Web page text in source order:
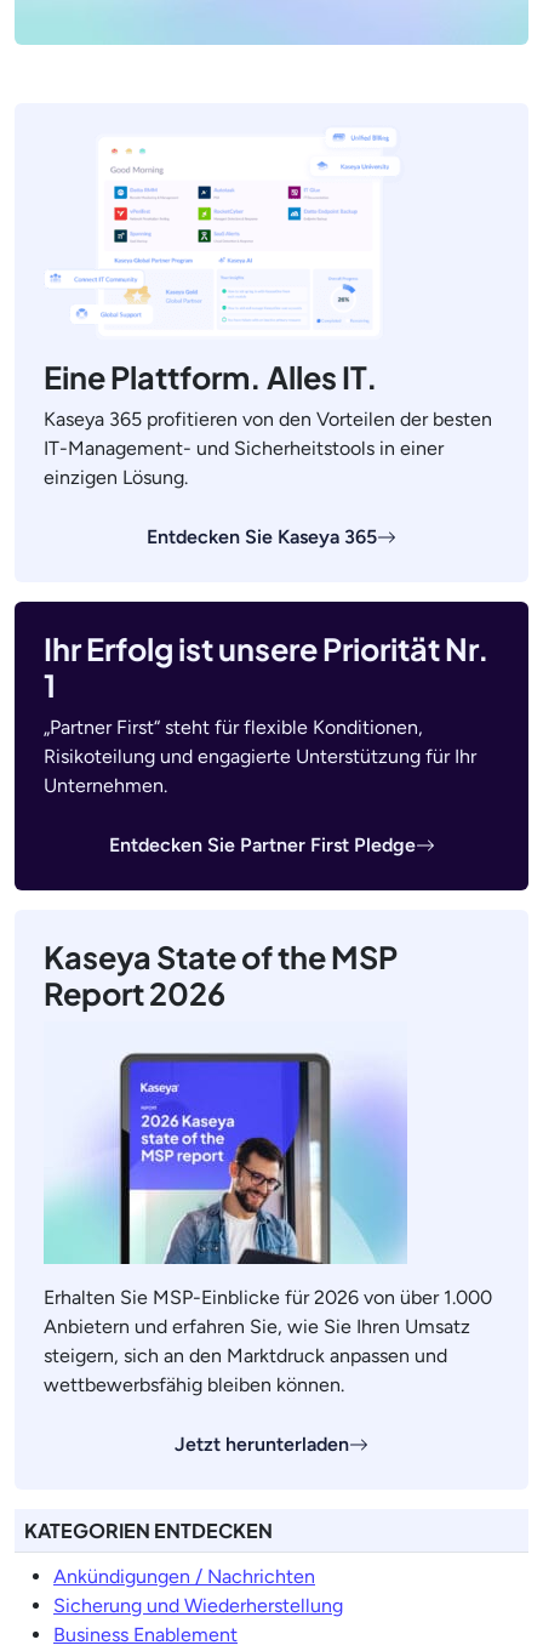
Eine Plattform. Alles IT.
Kaseya 365 profitieren von den Vorteilen der besten
IT-Management- und Sicherheitstools in einer
einzigen Lösung.
Entdecken Sie Kaseya 365
Ihr Erfolg ist unsere Priorität Nr.
1
„Partner First“ steht für flexible Konditionen,
Risikoteilung und engagierte Unterstützung für Ihr
Unternehmen.
Entdecken Sie Partner First Pledge
Kaseya State of the MSP
Report 2026
Erhalten Sie MSP-Einblicke für 2026 von über 1.000
Anbietern und erfahren Sie, wie Sie Ihren Umsatz
steigern, sich an den Marktdruck anpassen und
wettbewerbsfähig bleiben können.
Jetzt herunterladen
KATEGORIEN ENTDECKEN
Ankündigungen / Nachrichten
Sicherung und Wiederherstellung
Business Enablement